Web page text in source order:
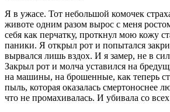
Я в ужасе. Тот небольшой комочек
животе одним разом вырос с меня
себя как перчатку, проткнул мою кожу
паники. Я открыл рот и попытался
вырвался лишь вздох. И я замер, не в
Закрыл рот и молча уставился на
на машины, на брошенные, как теперь
пыль, которая оказалась смертоноснее
что не промахивалась. И убивала со